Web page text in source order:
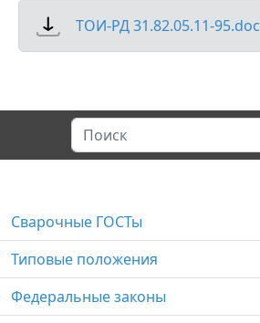
ТОИ-РД 31.82.05.11-95.doc
Сварочные ГОСТы
Типовые положения
Федеральные законы